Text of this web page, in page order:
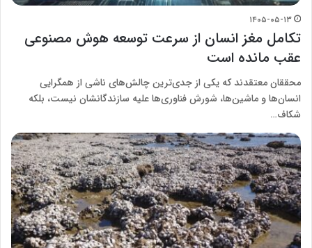
۱۴۰۵-۰۵-۱۳
تکامل مغز انسان از سرعت توسعه هوش مصنوعی
عقب مانده است
محققان معتقدند که یکی از جدی‌ترین چالش‌های ناشی از همگرایی
انسان‌ها و ماشین‌ها، شورش فناوری‌ها علیه سازندگانشان نیست، بلکه
شکاف…